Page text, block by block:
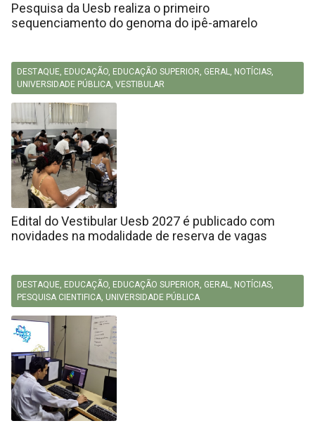
Pesquisa da Uesb realiza o primeiro
sequenciamento do genoma do ipê-amarelo
DESTAQUE, EDUCAÇÃO, EDUCAÇÃO SUPERIOR, GERAL, NOTÍCIAS,
UNIVERSIDADE PÚBLICA, VESTIBULAR
Edital do Vestibular Uesb 2027 é publicado com
novidades na modalidade de reserva de vagas
DESTAQUE, EDUCAÇÃO, EDUCAÇÃO SUPERIOR, GERAL, NOTÍCIAS,
PESQUISA CIENTIFICA, UNIVERSIDADE PÚBLICA